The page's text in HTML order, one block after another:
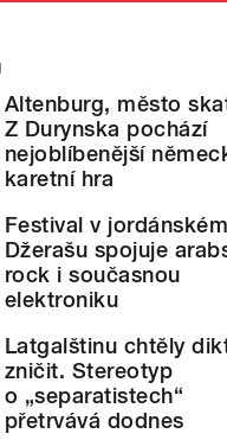
Altenburg, město
Z Durynska pochází
nejoblíbenější
karetní hra
Festival v jordánském
Džerašu spojuje
rock i současnou
elektroniku
Latgalštinu chtěly
zničit. Stereotyp
o „separatistech“
přetrvává dodnes